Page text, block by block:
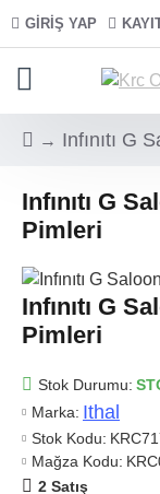
GIRIŞ YAP
Infınıtı G
Infınıtı G
Pimleri
Infınıtı G
Pimleri
Stok Durumu:
Marka: Ithal
Stok Kodu:
Mağza Kodu:
2 Satış